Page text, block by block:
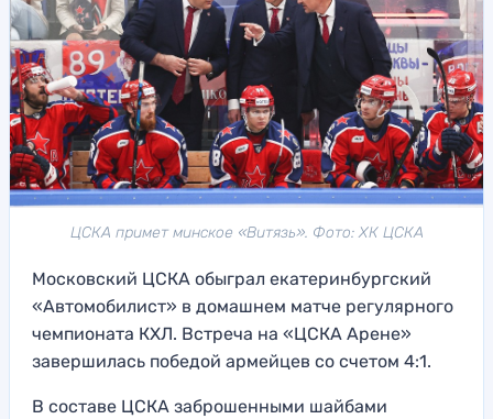
ЦСКА примет минское «Витязь». Фото: ХК ЦСКА
Московский ЦСКА обыграл екатеринбургский
«Автомобилист» в домашнем матче регулярного
чемпионата КХЛ. Встреча на «ЦСКА Арене»
завершилась победой армейцев со счетом 4:1.
В составе ЦСКА заброшенными шайбами